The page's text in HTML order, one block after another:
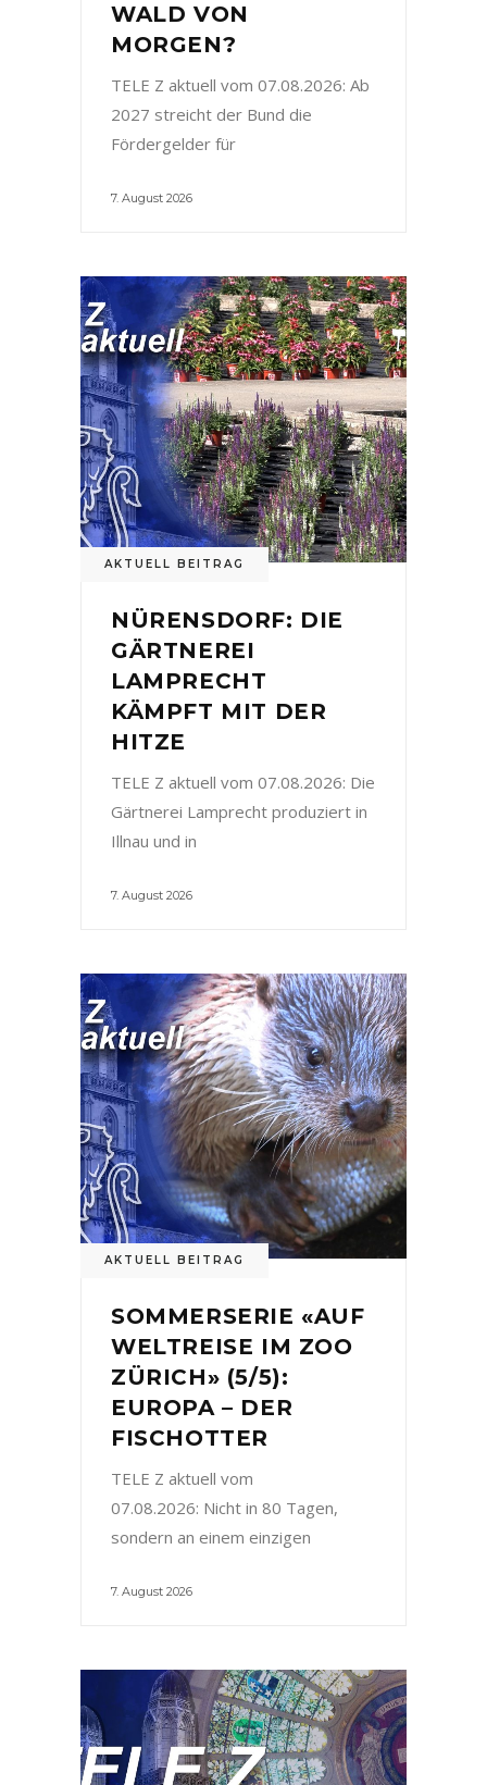
WALD VON
MORGEN?
TELE Z aktuell vom 07.08.2026: Ab
2027 streicht der Bund die
Fördergelder für
7. August 2026
AKTUELL BEITRAG
NÜRENSDORF: DIE
GÄRTNEREI
LAMPRECHT
KÄMPFT MIT DER
HITZE
TELE Z aktuell vom 07.08.2026: Die
Gärtnerei Lamprecht produziert in
Illnau und in
7. August 2026
AKTUELL BEITRAG
SOMMERSERIE «AUF
WELTREISE IM ZOO
ZÜRICH» (5/5):
EUROPA – DER
FISCHOTTER
TELE Z aktuell vom
07.08.2026: Nicht in 80 Tagen,
sondern an einem einzigen
7. August 2026